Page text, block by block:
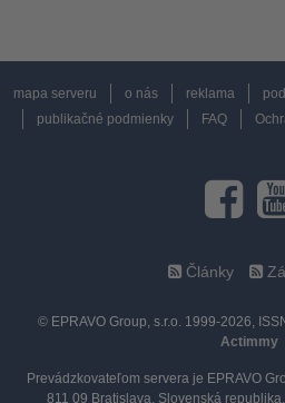
mapa serveru o nás reklama
publikačné podmienky
FAQ
Články
© EPRAVO Group, s.r.o. 1999-2026,
Actimmy
Prevádzkovateľom servera je EPRAVO
811 09 Bratislava, Slovenská